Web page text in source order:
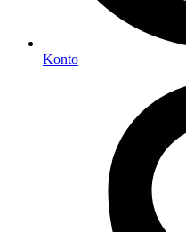
Konto